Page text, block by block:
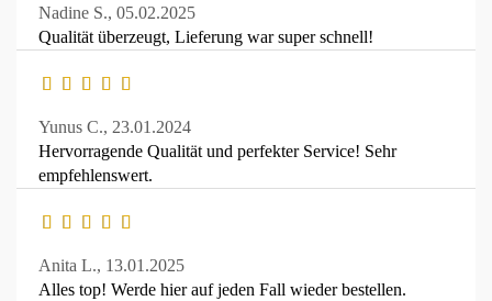
Nadine S., 05.02.2025
Qualität überzeugt, Lieferung war super schnell!
Yunus C., 23.01.2024
Hervorragende Qualität und perfekter Service! Sehr
empfehlenswert.
Anita L., 13.01.2025
Alles top! Werde hier auf jeden Fall wieder bestellen.